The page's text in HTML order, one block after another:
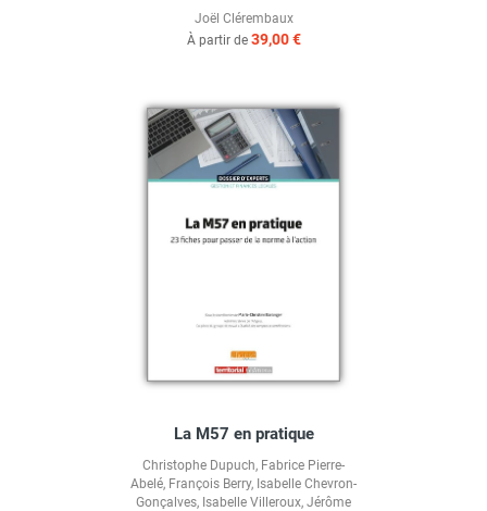
Joël Clérembaux
À partir de 39,00 €
La M57 en pratique
Christophe Dupuch, Fabrice Pierre-
Abelé, François Berry, Isabelle Chevron-
Gonçalves, Isabelle Villeroux, Jérôme